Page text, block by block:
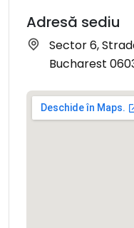
Adresă sediu
Sector 6,
Bucharest